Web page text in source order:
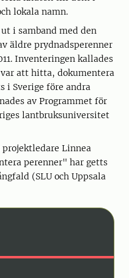
lokala namn.
i samband med den
äldre prydnadsperenner
Inventeringen kallades
att hitta, dokumentera
i Sverige före andra
av Programmet för
lantbruksuniversitet
Linnea
perenner" har getts
(SLU och Uppsala